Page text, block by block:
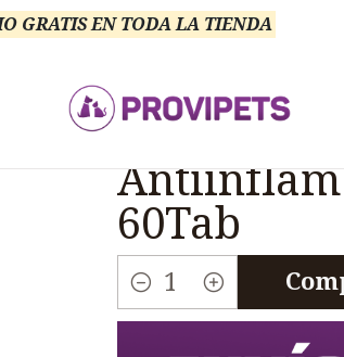
GRATIS EN TODA LA TIENDA
Unidol 50 Analgesico
Unidol 50
60Tab
Cantidad